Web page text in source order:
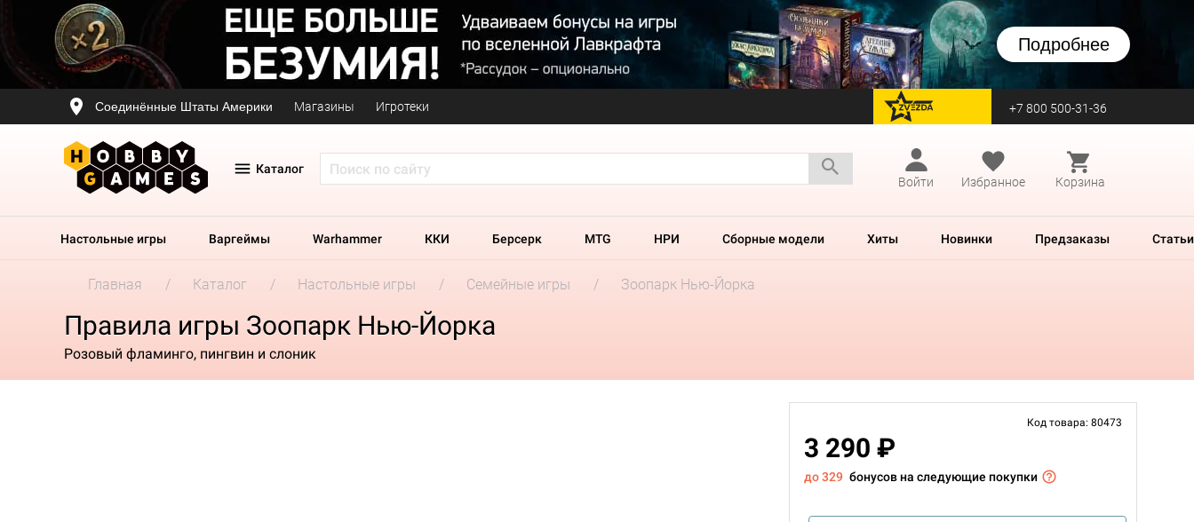
Подробнее
Соединённые Штаты Америки Магазины Игротеки перейти на Zvezda +7 800 500-31-36
Каталог
Войти
Избранное Корзина
Настольные игры Варгеймы Warhammer ККИ Берсерк MTG НРИ Сборные модели Хиты Новинки Предзаказы Статьи
Главная Каталог Настольные игры Семейные игры Зоопарк Нью-Йорка
Правила игры Зоопарк Нью-Йорка
Розовый фламинго, пингвин и слоник
Код товара: 80473
3 290 ₽
до 329 бонусов на следующие покупки